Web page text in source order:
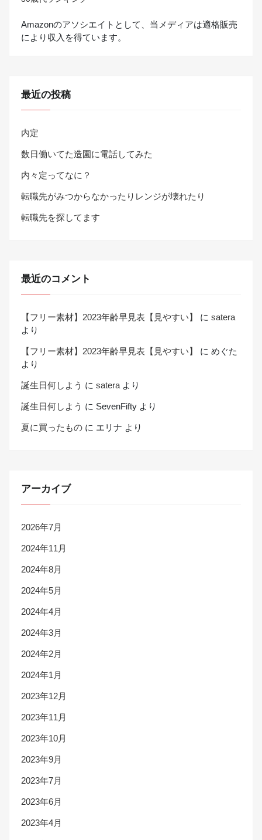
Amazonのアソシエイトとして、当メディアは適格販売
により収入を得ています。
最近の投稿
内定
数日働いてた造園に電話してみた
内々定ってなに？
転職先がみつからなかったりレンジが壊れたり
転職先を探してます
最近のコメント
【フリー素材】2023年齢早見表【見やすい】 に satera
より
【フリー素材】2023年齢早見表【見やすい】 に めぐた
より
誕生日何しよう に satera より
誕生日何しよう に SevenFifty より
夏に買ったもの に エリナ より
アーカイブ
2026年7月
2024年11月
2024年8月
2024年5月
2024年4月
2024年3月
2024年2月
2024年1月
2023年12月
2023年11月
2023年10月
2023年9月
2023年7月
2023年6月
2023年4月